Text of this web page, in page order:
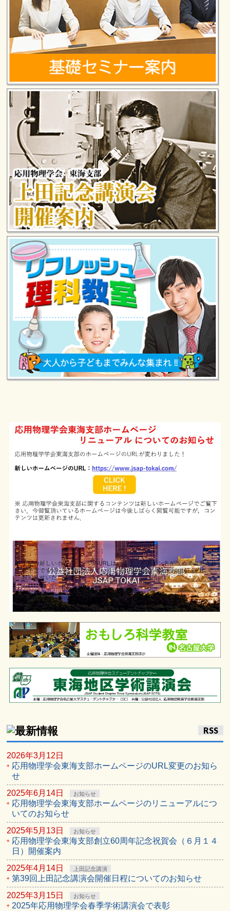
RSS
2026年3月12日
応用物理学会東海支部ホームページのURL変更のお知ら
せ
2025年6月14日
お知らせ
応用物理学会東海支部ホームページのリニューアルにつ
いてのお知らせ
2025年5月13日
お知らせ
応用物理学会東海支部創立60周年記念祝賀会（６月１４
日）開催案内
2025年4月14日
上田記念講演
第39回上田記念講演会開催日程についてのお知らせ
2025年3月15日
お知らせ
2025年応用物理学会春季学術講演会で表彰